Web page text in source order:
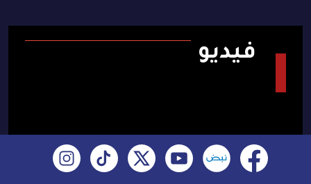
فيديو